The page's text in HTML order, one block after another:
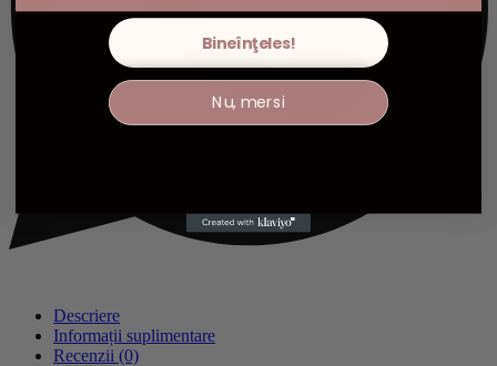
Descriere
Informații suplimentare
Recenzii (0)
Bineînţeles!
Nu, mersi